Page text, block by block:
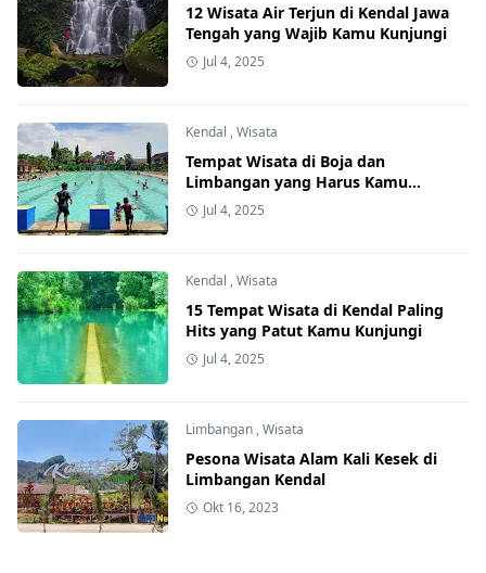
12 Wisata Air Terjun di Kendal Jawa
Tengah yang Wajib Kamu Kunjungi
Jul 4, 2025
Kendal ,Wisata
Tempat Wisata di Boja dan
Limbangan yang Harus Kamu
Kunjungi
Jul 4, 2025
Kendal ,Wisata
15 Tempat Wisata di Kendal Paling
Hits yang Patut Kamu Kunjungi
Jul 4, 2025
Limbangan,Wisata
Pesona Wisata Alam Kali Kesek di
Limbangan Kendal
Okt 16, 2023